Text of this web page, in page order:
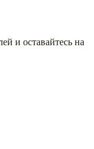
и оставайтесь на